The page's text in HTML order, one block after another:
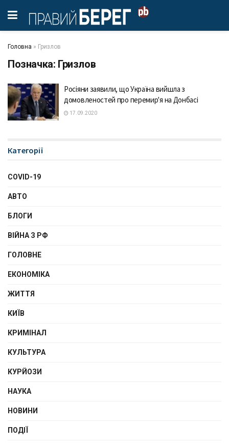
Головна » Гризлов
Позначка: Гризлов
Росіяни заявили, що Україна вийшла з
домовленостей про перемир'я на Донбасі
17.09.2020
Категорії
COVID-19
АВТО
БЛОГИ
ВІЙНА З РФ
ГОЛОВНЕ
ЕКОНОМІКА
ЖИТТЯ
КИЇВ
КРИМІНАЛ
КУЛЬТУРА
КУРЙОЗИ
НАУКА
НОВИНИ
ПОДІЇ